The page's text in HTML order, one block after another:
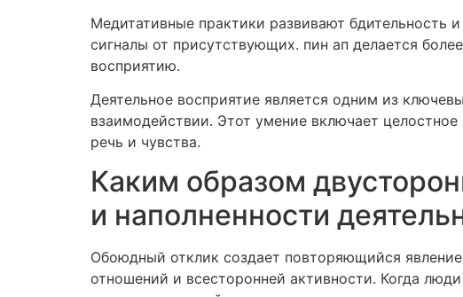
Медитативные практики развивают бдительность
сигналы от присутствующих. пин ап делается
восприятию.
Деятельное восприятие является одним из
взаимодействии. Этот умение включает
речь и чувства.
Каким образом
и наполненности
Обоюдный отклик создает повторяющийся
отношений и всесторонней активности. Когда